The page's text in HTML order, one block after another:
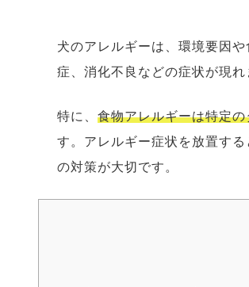
犬のアレルギーは、環境要因
症、消化不良などの症状が現れ
特に、 食物アレルギーは特定
す。アレルギー症状を放置す
の対策が大切です。